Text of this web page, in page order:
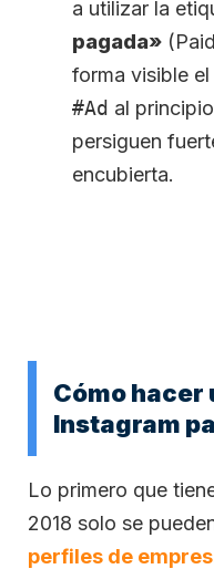
a utilizar la
pagada»
forma visible
#Ad al
persiguen
encubierta.
Cómo hacer
Instagram
Lo primero que
2018 solo se
perfiles de